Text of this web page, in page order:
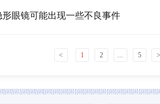
眼镜可能出现一些不良事件
< 1 2 5 >